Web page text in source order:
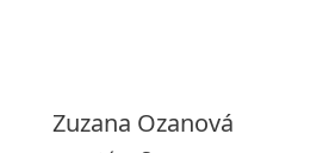
Zuzana Ozanová